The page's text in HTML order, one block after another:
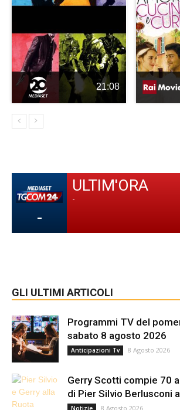
21:08
-
ULTIM'ORA
-
GLI ULTIMI ARTICOLI
Programmi TV del
sabato 8 agosto 2026
Anticipazioni Tv 8 Agosto 2026
Gerry Scotti compie 70
di Pier Silvio Berlusconi
Notizie 8 Agosto 2026